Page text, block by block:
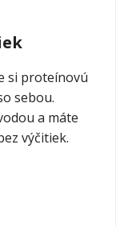
si proteínovú
sebou.
a máte
výčitiek.